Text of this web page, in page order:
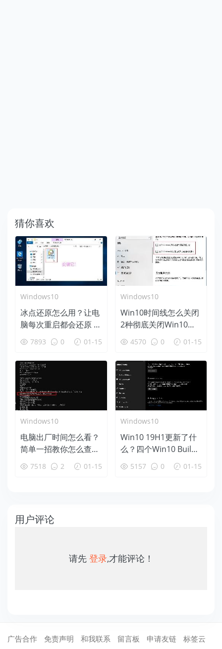
猜你喜欢
Windows10
冰点还原怎么用？让电
脑每次重启都会还原 百
毒不侵！
7893 0 01-15
Windows10
Win10时间线怎么关闭
2种彻底关闭Win10时
间线方法
4570 0 01-15
Windows10
电脑出厂时间怎么看？
简单一招教你怎么查看
电脑生产时间
7518 2 01-15
Windows10
Win10 19H1更新了什
么？四个Win10 Build
18312新特性盘点
5157 0 01-15
用户评论
请先 登录,才能评论！
广告合作 免责声明 和我联系 留言板 申请友链 标签云